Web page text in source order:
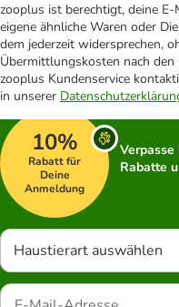
zooplus ist berechtigt, deine
eigene ähnliche Waren oder
dem jederzeit widersprechen,
Übermittlungskosten nach
zooplus Kundenservice
in unserer
10%
Rabatt für
Deine
Anmeldung
Rabatte
Haustierart auswählen